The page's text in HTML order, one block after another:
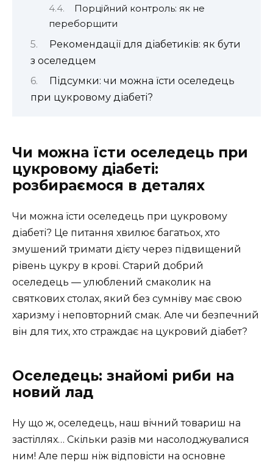
Порційний контроль: як не
переборщити
Рекомендації для діабетиків: як бути
з оселедцем
Підсумки: чи можна їсти оселедець
при цукровому діабеті?
Чи можна їсти оселедець при
цукровому діабеті:
розбираємося в деталях
Чи можна їсти оселедець при цукровому
діабеті? Це питання хвилює багатьох, хто
змушений тримати дієту через підвищений
рівень цукру в крові. Старий добрий
оселедець — улюблений смаколик на
святкових столах, який без сумніву має свою
харизму і неповторний смак. Але чи безпечний
він для тих, хто страждає на цукровий діабет?
Оселедець: знайомі риби на
новий лад
Ну що ж, оселедець, наш вічний товариш на
застіллях… Скільки разів ми насолоджувалися
ним! Але перш ніж відповісти на основне